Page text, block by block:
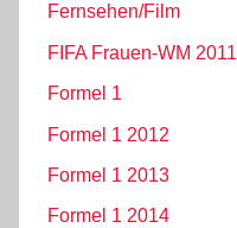
Fernsehen/Film
FIFA Frauen-WM 2011
Formel 1
Formel 1 2012
Formel 1 2013
Formel 1 2014